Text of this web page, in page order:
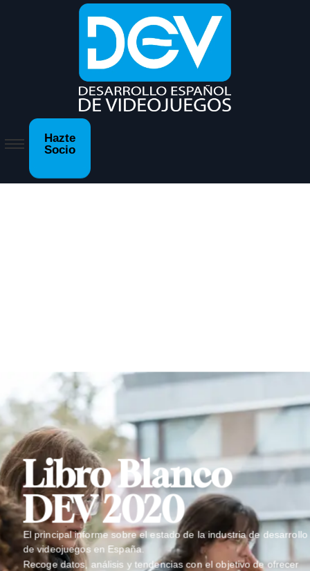
Hazte
Socio
Libro Blanco
DEV 2020
El principal informe sobre el estado de la industria de desarrollo
de videojuegos en España.
Recoge datos, análisis y tendencias con el objetivo de ofrecer